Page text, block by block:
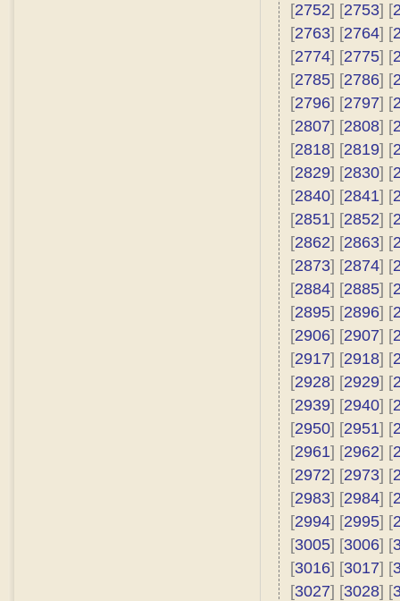
[2752] [2753] [
[2763] [2764] [
[2774] [2775] [
[2785] [2786] [
[2796] [2797] [
[2807] [2808] [
[2818] [2819] [
[2829] [2830] [
[2840] [2841] [
[2851] [2852] [
[2862] [2863] [
[2873] [2874] [
[2884] [2885] [
[2895] [2896] [
[2906] [2907] [
[2917] [2918] [
[2928] [2929] [
[2939] [2940] [
[2950] [2951] [
[2961] [2962] [
[2972] [2973] [
[2983] [2984] [
[2994] [2995] [
[3005] [3006] [
[3016] [3017] [
[3027] [3028] [